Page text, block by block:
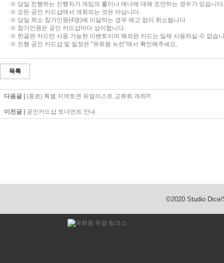
※ 당일 진행하는 진행자가 게임의 룰이나 매너에 대해 조언하는 경우가 있습니다.
※ 모든 공인 카드샵에서 개최되는 것은 아닙니다.
※ 당일 최소 참가인원(4명)에 미달하는 경우 예고 없이 취소됩니다.
※ 참가인원은 공인 카드샵마다 상이합니다.
※ 한글판 카드만 사용 가능한 이벤트이며 해외판 카드는 일체 사용하실 수 없습
※ 진행 공인 카드샵 및 일정은 "유희왕 뉴런"에서 확인해주세요,
목록
다음글 | (종료) 특별 지역토큰 듀얼리스트 교류회 개최!!!
이전글 | 공인카드샵 토너먼트 안내
©2020 Studio